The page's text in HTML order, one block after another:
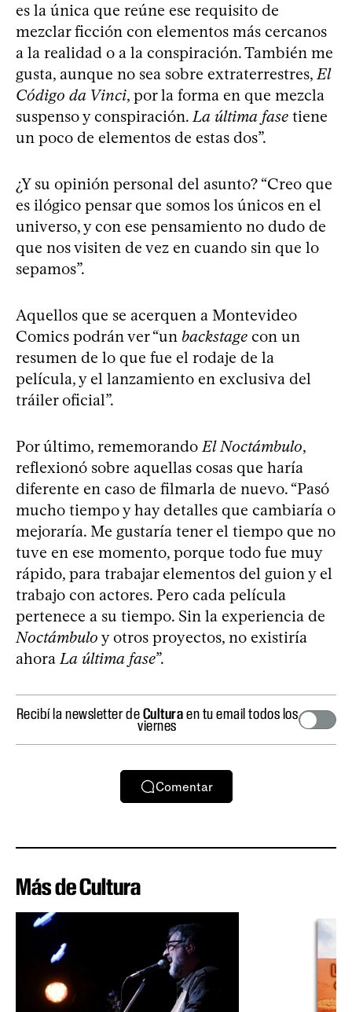
es la única que reúne ese requisito de
mezclar ficción con elementos más cercanos
a la realidad o a la conspiración. También me
gusta, aunque no sea sobre extraterrestres,El
Código da Vinci, por la forma en que mezcla
suspenso y conspiración.La última fase tiene
un poco de elementos de estas dos”.
¿Y su opinión personal del asunto? “Creo que
es ilógico pensar que somos los únicos en el
universo, y con ese pensamiento no dudo de
que nos visiten de vez en cuando sin que lo
sepamos”.
Aquellos que se acerquen a Montevideo
Comics podrán ver “un backstage con un
resumen de lo que fue el rodaje de la
película, y el lanzamiento en exclusiva del
tráiler oficial”.
Por último, rememorandoEl Noctámbulo,
reflexionó sobre aquellas cosas que haría
diferente en caso de filmarla de nuevo. “Pasó
mucho tiempo y hay detalles que cambiaría o
mejoraría. Me gustaría tener el tiempo que no
tuve en ese momento, porque todo fue muy
rápido, para trabajar elementos del guion y el
trabajo con actores. Pero cada película
pertenece a su tiempo. Sin la experiencia de
Noctámbulo y otros proyectos, no existiría
ahoraLa última fase”.
Recibí la newsletter deCulturaen tu email todos los
viernes
Comentar
Más de Cultura